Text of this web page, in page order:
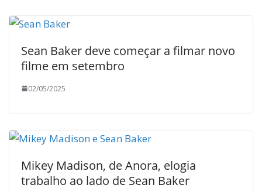
Sean Baker deve começar a filmar novo
filme em setembro
02/05/2025
Mikey Madison, de Anora, elogia
trabalho ao lado de Sean Baker